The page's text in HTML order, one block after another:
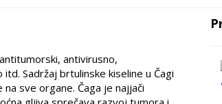
antivirusno,
Sadržaj brtulinske kiseline u Čagi
sve organe. Čaga je najjači